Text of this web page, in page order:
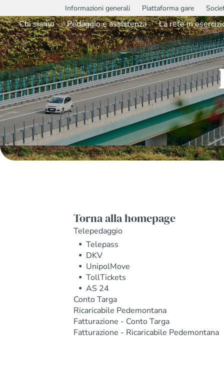
Informazioni generali Piattaforma gare
Chi siamo Pedaggio e assistenza La rete in
Torna alla homepage
Telepedaggio
Telepass
DKV
UnipolMove
TollTickets
AS 24
Conto Targa
Ricaricabile Pedemontana
Fatturazione - Conto Targa
Fatturazione - Ricaricabile Pedemontana